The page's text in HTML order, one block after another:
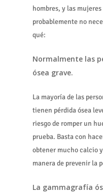
hombres, y las
probablemente no
qué:
Normalmente las
ósea grave.
La mayoría de las
tienen pérdida ósea
riesgo de romper un
prueba. Basta con
obtener mucho calcio
manera de prevenir la
La gammagrafía